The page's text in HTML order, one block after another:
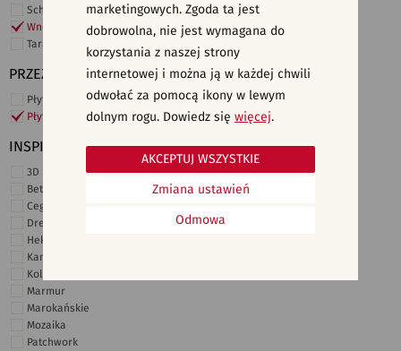
Schody
Wnętrza komercyjne
Taras i ogród
PRZEZNACZENIE
Płytki ścienne
Płytki podłogowe
INSPIRACJE
3D i struktury
Beton
Cegiełki
Drewno
Heksagonalne
Kamień
Kolor
Marmur
Marokańskie
Mozaika
Patchwork
marketingowych. Zgoda ta jest
dobrowolna, nie jest wymagana do
korzystania z naszej strony
internetowej i można ją w każdej chwili
odwołać za pomocą ikony w lewym
dolnym rogu. Dowiedz się więcej.
Odmowa
Zmiana ustawień
AKCEPTUJ WSZYSTKIE